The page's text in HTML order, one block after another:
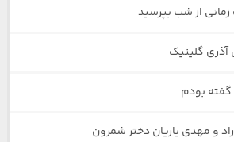
از شب بپرسید
گلینیک
بودم
و مهدی یاریان دختر شمرون